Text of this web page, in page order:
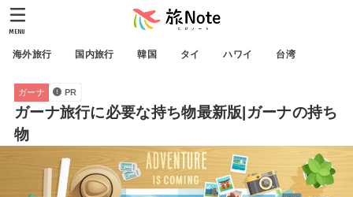
海外旅行 国内旅行 韓国 タイ ハワイ 台湾
MENU
ガーナ PR
ガーナ旅行に必要な持ち物最新版|ガーナの持ち
物